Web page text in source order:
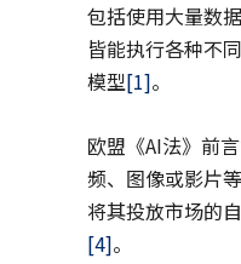
包括使用大量数
皆能执行各种不
模型[1]。
欧盟《AI法》前
频、图像或影片
将其投放市场的
[4]。